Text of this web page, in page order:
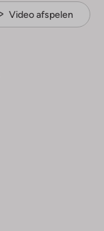
Video afspelen